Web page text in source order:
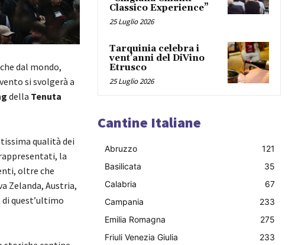
dal mondo,
si svolgerà a
della Tenuta
qualità dei
la
oltre che
Zelanda, Austria,
quest’ultimo
Classico Experience”
25 Luglio 2026
Tarquinia celebra i
vent’anni del DiVino
Etrusco
25 Luglio 2026
Cantine Italiane
Abruzzo
121
Basilicata
35
Calabria
67
Campania
233
Emilia Romagna
275
Friuli Venezia Giulia
233